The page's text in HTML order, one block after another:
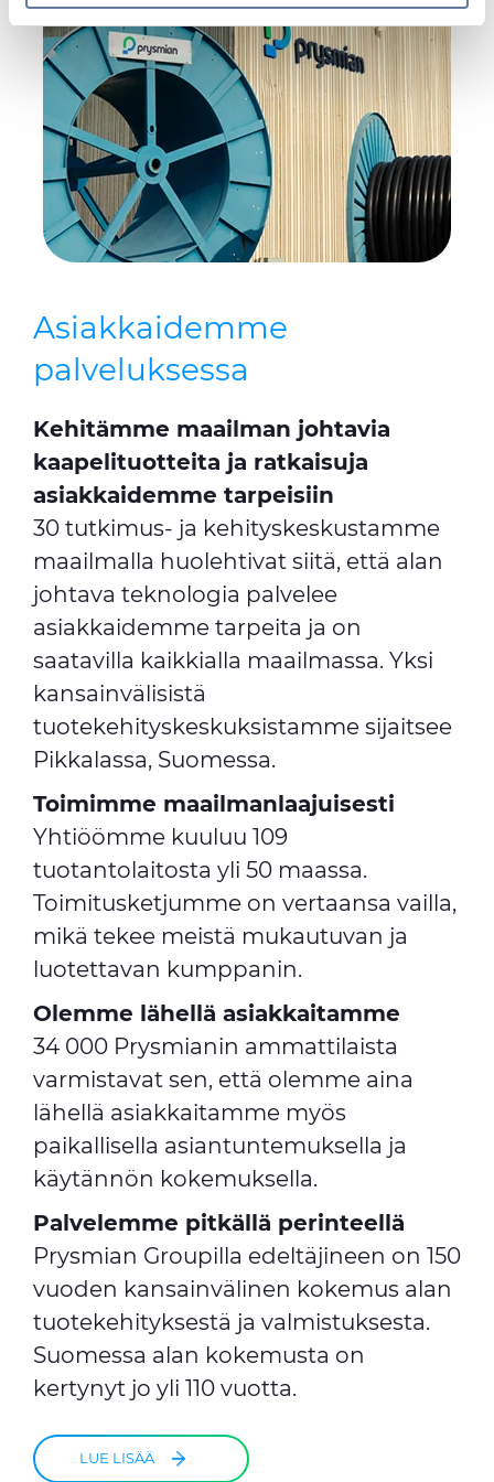
provide social media features and to analyse our traffic.
We also share information about your use of our site with
our social media, advertising and analytics partners who
may combine it with other information that you’ve
provided to them or that they’ve collected from your use
of their services.
Asiakkaidemme
palveluksessa
Kehitämme maailman johtavia
kaapelituotteita ja ratkaisuja
asiakkaidemme tarpeisiin
30 tutkimus- ja kehityskeskustamme
maailmalla huolehtivat siitä, että alan
johtava teknologia palvelee
asiakkaidemme tarpeita ja on
saatavilla kaikkialla maailmassa. Yksi
kansainvälisistä
tuotekehityskeskuksistamme sijaitsee
Pikkalassa, Suomessa.
Toimimme maailmanlaajuisesti
Yhtiöömme kuuluu 109
tuotantolaitosta yli 50 maassa.
Toimitusketjumme on vertaansa vailla,
mikä tekee meistä mukautuvan ja
luotettavan kumppanin.
Olemme lähellä asiakkaitamme
34 000 Prysmianin ammattilaista
varmistavat sen, että olemme aina
lähellä asiakkaitamme myös
paikallisella asiantuntemuksella ja
käytännön kokemuksella.
Palvelemme pitkällä perinteellä
Prysmian Groupilla edeltäjineen on 150
vuoden kansainvälinen kokemus alan
tuotekehityksestä ja valmistuksesta.
Suomessa alan kokemusta on
kertynyt jo yli 110 vuotta.
LUE LISÄÄ